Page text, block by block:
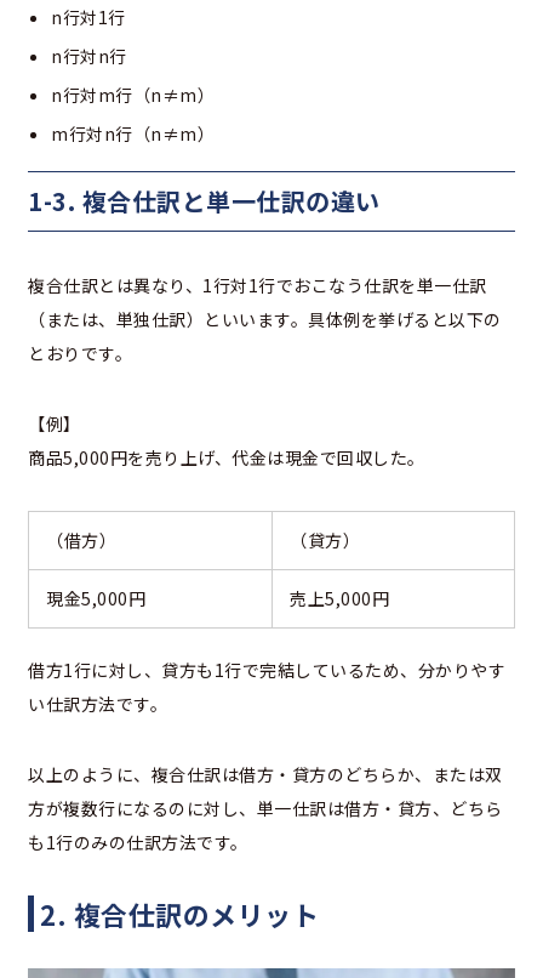
n行対1行
n行対n行
n行対m行（n≠m）
m行対n行（n≠m）
1-3. 複合仕訳と単一仕訳の違い
複合仕訳とは異なり、1行対1行でおこなう仕訳を単一仕訳
（または、単独仕訳）といいます。具体例を挙げると以下の
とおりです。
【例】
商品5,000円を売り上げ、代金は現金で回収した。
（借方） （貸方）
現金5,000円 売上5,000円
借方1行に対し、貸方も1行で完結しているため、分かりやす
い仕訳方法です。
以上のように、複合仕訳は借方・貸方のどちらか、または双
方が複数行になるのに対し、単一仕訳は借方・貸方、どちら
も1行のみの仕訳方法です。
2. 複合仕訳のメリット